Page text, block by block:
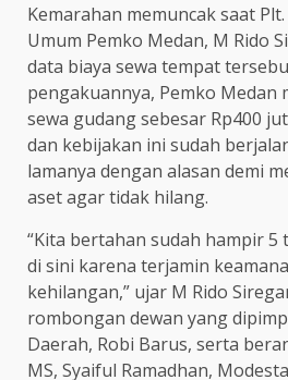
Kemarahan memuncak saat
Umum Pemko Medan, M Rido
data biaya sewa tempat
pengakuannya, Pemko Medan
sewa gudang sebesar Rp400
dan kebijakan ini sudah
lamanya dengan alasan demi
aset agar tidak hilang.
“Kita bertahan sudah hampir 5
di sini karena terjamin
kehilangan,” ujar M Rido
rombongan dewan yang
Daerah, Robi Barus, serta
MS, Syaiful Ramadhan,